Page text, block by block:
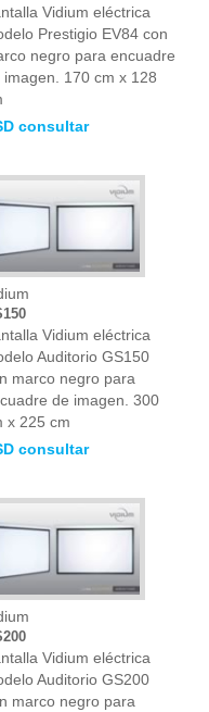
Vidium eléctrica
Prestigio EV84 con
negro para encuadre
imagen. 170 cm x 128
consultar
Vidium eléctrica
Auditorio GS150
marco negro para
de imagen. 300
x 225 cm
consultar
Vidium eléctrica
Auditorio GS200
marco negro para